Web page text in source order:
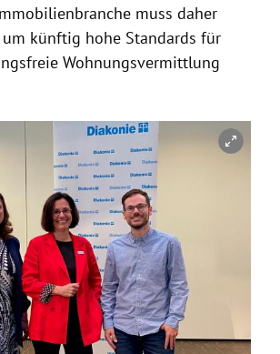
muss daher
um künftig hohe Standards für
Wohnungsvermittlung
öffnen/schließen